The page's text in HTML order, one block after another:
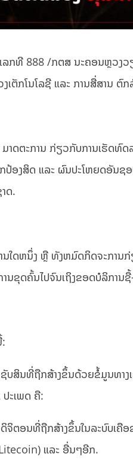
ເລກທີ 888 /ກຕສ ນະຄອນຫຼວງ
ຕັກໂນໂລຊີ ແລະ ການສື່ສານ ຕົກ
າດຕະການ ກ່ຽວກັບການເຮັດທົ
ອງສິດ ແລະ ຜົນປະໂຫຍດອັນຊ
ດ.
ໃດຫນຶ່ງ ຫຼື ທັງຫມົດກິດຈະການ
ດຄົ້ນໄປຈົນເຖິງຂອດບໍລິການ
ສິນທີ່ຖືກສ້າງຂຶ້ນດ້ວຍຂໍ້ມູນທາງ
ະເພດ ຄື:
ຕອນທີ່ຖືກສ້າງຂຶ້ນໃນລະບົບເຄືອ
ແລະ ອື່ນໆອີກ.